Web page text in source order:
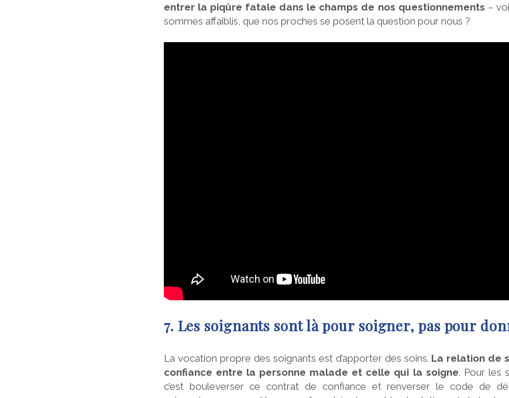
entrer la piqûre fatale dans le champs de nos questionnements –
sommes affaiblis, que nos proches se posent la question pour nous ?
7. Les soignants sont là pour soigner, pas pour
La vocation propre des soignants est d’apporter des soins. La relation de
confiance entre la personne malade et celle qui la soigne. Pour les
c’est bouleverser ce contrat de confiance et renverser le code de